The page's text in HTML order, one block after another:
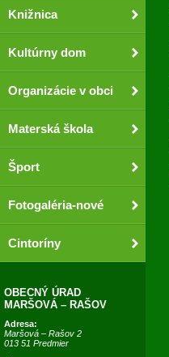
Knižnica
Kultúrny dom
Organizácie v obci
Materská škola
Šport
Fotogaléria-nové
Cintoríny
OBECNÝ ÚRAD
MARŠOVÁ – RAŠOV
Adresa:
Maršová – Rašov 2
013 51 Predmier